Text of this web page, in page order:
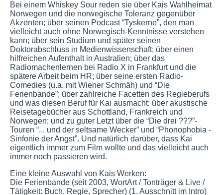
Bei einem Whiskey Sour reden sie über Kais Wahlheimat
Norwegen und die norwegische Toleranz gegenüber
Akzenten; über seinen Podcast “Tyskerne”, den man
vielleicht auch ohne Norwegisch-Kenntnisse verstehen
kann; über sein Studium und später seinen
Doktorabschluss in Medienwissenschaft; über einen
hilfreichen Aufenthalt in Australien; über das
Radiomachenlernen bei Radio X in Frankfurt und die
spätere Arbeit beim HR; über seine ersten Radio-
Comedies (u.a. mit Wiener Schmäh) und “Die
Ferienbande”; über zahlreiche Facetten des Regieberufs
und was diesen Beruf für Kai ausmacht; über akustische
Reisetagebücher aus Schottland, Frankreich und
Norwegen; und zu guter Letzt über die “Die drei ???”-
Touren “... und der seltsame Wecker” und “Phonophobia -
Sinfonie der Angst”. Und natürlich darüber, dass Kai
eigentlich immer zum Film wollte und das vielleicht auch
immer noch passieren wird.
Eine kleine Auswahl von Kais Werken:
Die Ferienbande (seit 2003, WortArt / Tonträger & Live /
Tätigkeit: Buch, Regie, Sprecher) (1. Ausschnitt im Intro)